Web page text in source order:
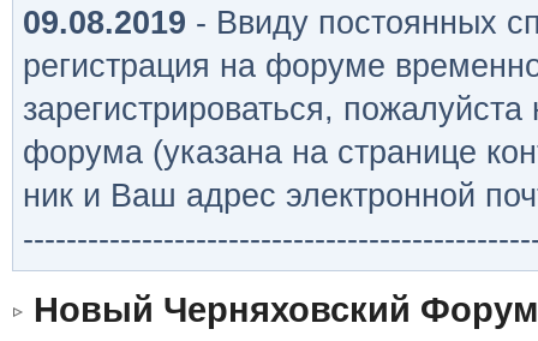
09.08.2019 - Ввиду постоянных
регистрация на форуме
зарегистрироваться,
форума (указана на странице
ник и Ваш адрес электронной
Новый Черняховский Форум